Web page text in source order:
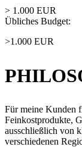
> 1.000 EUR
Übliches Budget:
>1.000 EUR
Für meine Kunden
Feinkostprodukte,
ausschließlich von
verschiedenen